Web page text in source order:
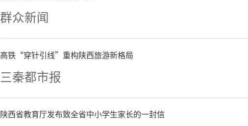
企业科技金融政策培训会召开，
重点科创企业参加会议。会上
流，共同探索科技金融发展新路
业扬帆远航。
群众新闻
高铁“穿针引线”重构陕西旅游新格局
三秦都市报
陕西省教育厅发布致全省中小学生家长的一封信